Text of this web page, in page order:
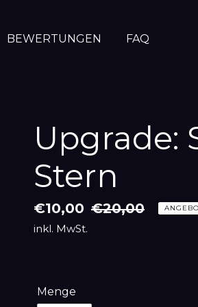
BEWERTUNGEN FAQ
Upgrade:
Stern
Sonderpreis
€10,00 Normaler
€20,00
inkl. MwSt.
Menge